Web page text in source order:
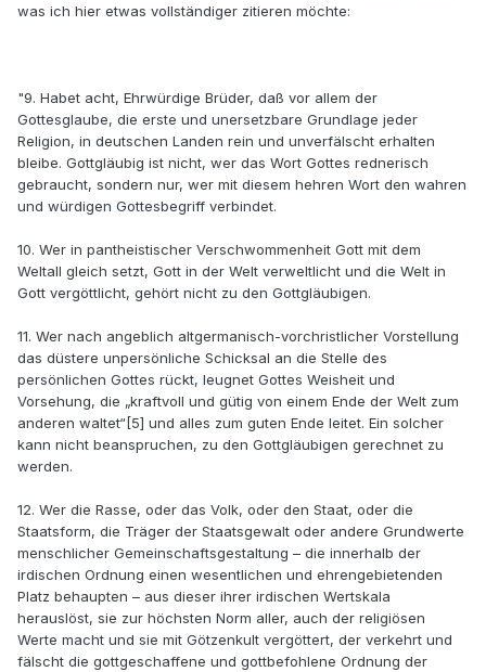
was ich hier etwas vollständiger zitieren möchte:
"9. Habet acht, Ehrwürdige Brüder, daß vor allem der
Gottesglaube, die erste und unersetzbare Grundlage jeder
Religion, in deutschen Landen rein und unverfälscht erhalten
bleibe. Gottgläubig ist nicht, wer das Wort Gottes rednerisch
gebraucht, sondern nur, wer mit diesem hehren Wort den wahren
und würdigen Gottesbegriff verbindet.
10. Wer in pantheistischer Verschwommenheit Gott mit dem
Weltall gleich setzt, Gott in der Welt verweltlicht und die Welt in
Gott vergöttlicht, gehört nicht zu den Gottgläubigen.
11. Wer nach angeblich altgermanisch-vorchristlicher Vorstellung
das düstere unpersönliche Schicksal an die Stelle des
persönlichen Gottes rückt, leugnet Gottes Weisheit und
Vorsehung, die „kraftvoll und gütig von einem Ende der Welt zum
anderen waltet“[5] und alles zum guten Ende leitet. Ein solcher
kann nicht beanspruchen, zu den Gottgläubigen gerechnet zu
werden.
12. Wer die Rasse, oder das Volk, oder den Staat, oder die
Staatsform, die Träger der Staatsgewalt oder andere Grundwerte
menschlicher Gemeinschaftsgestaltung – die innerhalb der
irdischen Ordnung einen wesentlichen und ehrengebietenden
Platz behaupten – aus dieser ihrer irdischen Wertskala
herauslöst, sie zur höchsten Norm aller, auch der religiösen
Werte macht und sie mit Götzenkult vergöttert, der verkehrt und
fälscht die gottgeschaffene und gottbefohlene Ordnung der